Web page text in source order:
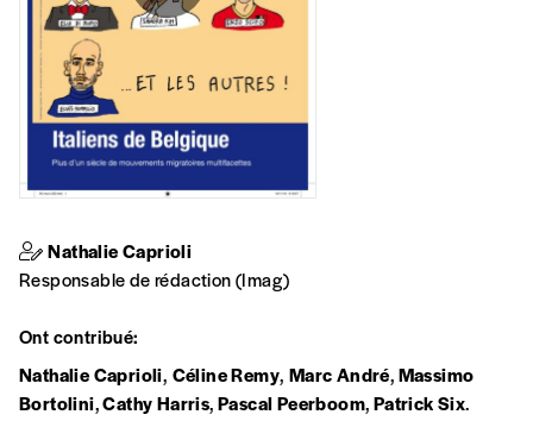
J’offre un abonnement (5
J’offre le(s) numéro(s)
Vos coordonnées
Prénom*
Nom*
Nathalie Caprioli
Responsable de rédaction (Imag)
Ont contribué:
Nathalie Caprioli, Céline Remy, Marc André,Massimo
Bortolini,Cathy Harris,Pascal Peerboom,Patrick Six.